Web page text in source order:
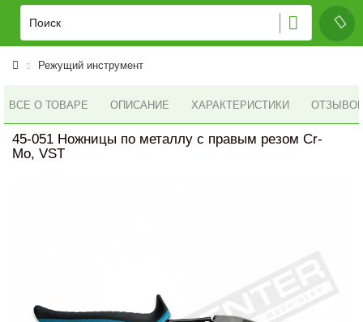
Режущий инструмент
ВСЕ О ТОВАРЕ ОПИСАНИЕ ХАРАКТЕРИСТИКИ ОТЗЫВОВ
45-051 Ножницы по металлу с правым резом Cr-
Mo, VST